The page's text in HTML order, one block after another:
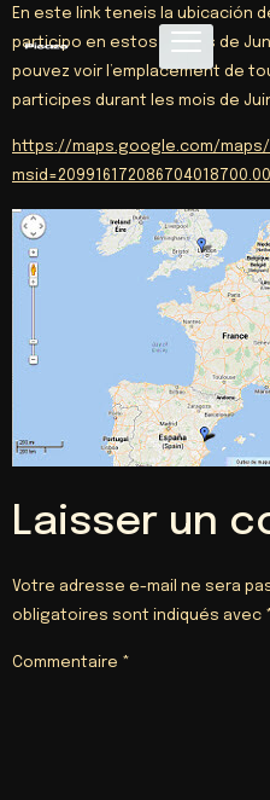
En este link teneis la ubicación
participo en estos meses de
pouvez voir l’emplacement de
participes durant les mois de
https://maps.google.com/maps/
Laisser un
Votre adresse e-mail ne sera
obligatoires sont indiqués avec *
Commentaire *